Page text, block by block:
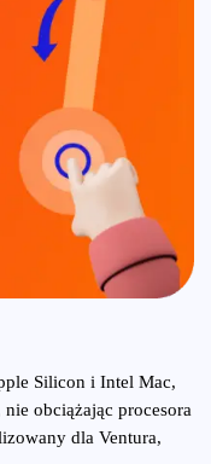
Silicon i Intel Mac,
obciążając procesora
dla Ventura,